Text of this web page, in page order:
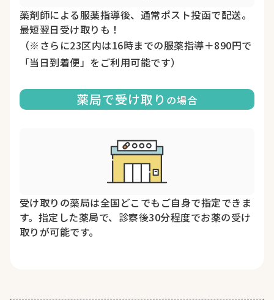
薬剤師による服薬指導後、通常ポスト投函で配送。
最短翌日受け取りも！
（※さらに23区内は16時までの服薬指導＋890円で
「当日到着便」をご利用可能です）
薬局で受け取り の場合
受け取りの薬局は全国どこでもご自身で指定できま
す。指定した薬局で、診察後30分程度でお薬の受け
取りが可能です。